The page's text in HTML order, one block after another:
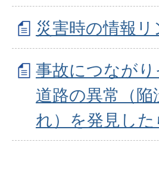
災害時の情報リ
事故につなが
道路の異常（陥
れ）を発見した